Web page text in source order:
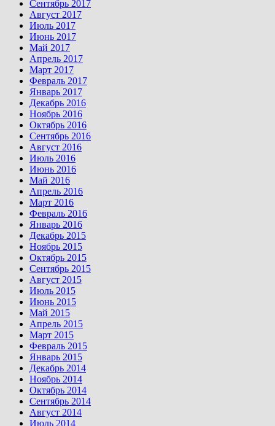
Сентябрь 2017
Август 2017
Июль 2017
Июнь 2017
Май 2017
Апрель 2017
Март 2017
Февраль 2017
Январь 2017
Декабрь 2016
Ноябрь 2016
Октябрь 2016
Сентябрь 2016
Август 2016
Июль 2016
Июнь 2016
Май 2016
Апрель 2016
Март 2016
Февраль 2016
Январь 2016
Декабрь 2015
Ноябрь 2015
Октябрь 2015
Сентябрь 2015
Август 2015
Июль 2015
Июнь 2015
Май 2015
Апрель 2015
Март 2015
Февраль 2015
Январь 2015
Декабрь 2014
Ноябрь 2014
Октябрь 2014
Сентябрь 2014
Август 2014
Июль 2014